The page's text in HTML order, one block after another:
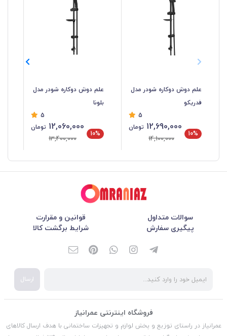
علم دوش دوکاره شودر مدل
فدریکو
5
10%
12,690,000 تومان
14,100,000
علم دوش دوکاره شودر مدل
بلونا
5
10%
12,060,000 تومان
13,400,000
سوالات متداول
قوانین و مقرارت
پیگیری سفارش
شرایط برگشت کالا
ارسال
فروشگاه اینترنتی عمرانیاز
عمرانیاز در راستای توزیع و پخش لوازم و تجهیزات ساختمانی با هدف ارسال کالاهای